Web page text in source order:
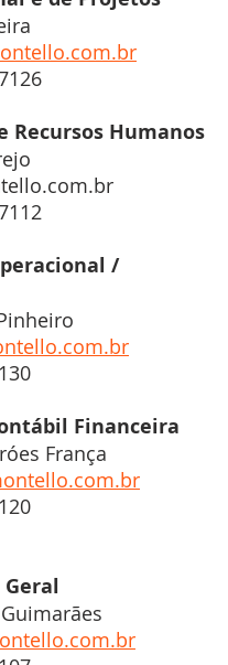
Recursos Humanos
/
Financeira
França